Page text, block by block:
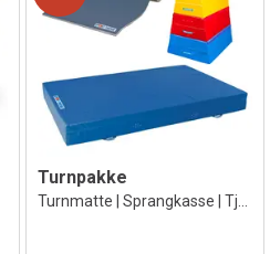
Turnpakke